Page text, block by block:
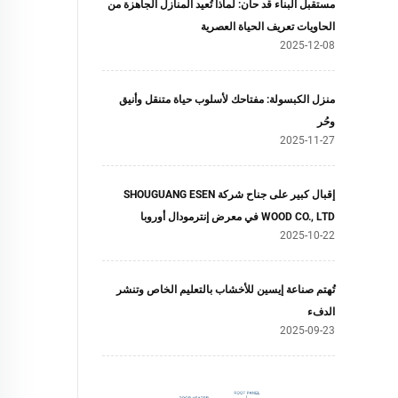
مستقبل البناء قد حان: لماذا تُعيد المنازل الجاهزة من
الحاويات تعريف الحياة العصرية
2025-12-08
منزل الكبسولة: مفتاحك لأسلوب حياة متنقل وأنيق
وحُر
2025-11-27
إقبال كبير على جناح شركة SHOUGUANG ESEN
WOOD CO., LTD في معرض إنترمودال أوروبا
2025-10-22
تُهتم صناعة إيسين للأخشاب بالتعليم الخاص وتنشر
الدفء
2025-09-23